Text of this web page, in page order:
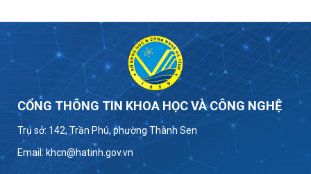
CỔNG THÔNG TIN KHOA HỌC VÀ CÔNG NGHỆ
Trụ sở: 142, Trần Phú, phường Thành Sen
Email: khcn@hatinh.gov.vn